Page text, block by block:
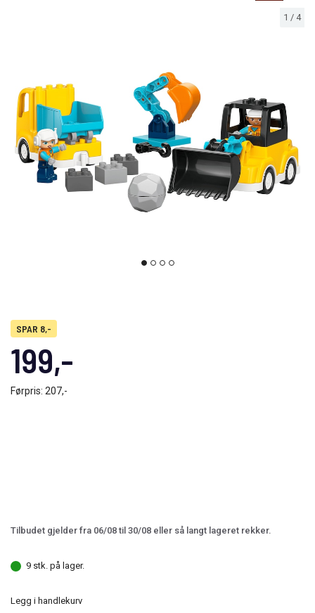
1 / 4
SPAR 8,-
199,-
Førpris: 207,-
Tilbudet gjelder fra 06/08 til 30/08 eller så langt lageret rekker.
9 stk. på lager.
Legg i handlekurv